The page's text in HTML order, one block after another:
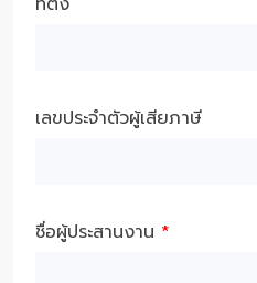
เลขประจำตัวผู้เสียภาษี
ชื่อผู้ประสานงาน *